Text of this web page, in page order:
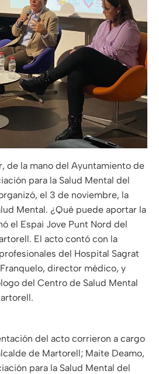
de la mano del Ayuntamiento de
para la Salud Mental del
el 3 de noviembre, la
Mental. ¿Qué puede aportar la
el Espai Jove Punt Nord del
El acto contó con la
del Hospital Sagrat
director médico, y
del Centro de Salud Mental
del acto corrieron a cargo
de Martorell; Maite Deamo,
para la Salud Mental del